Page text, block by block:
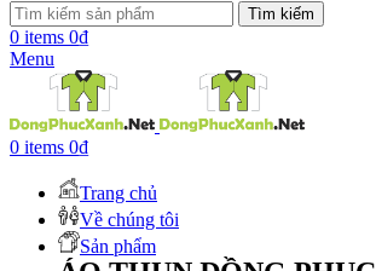
Tìm kiếm
0 items 0₫
Menu
0 items 0₫
Trang chủ
Về chúng tôi
Sản phẩm